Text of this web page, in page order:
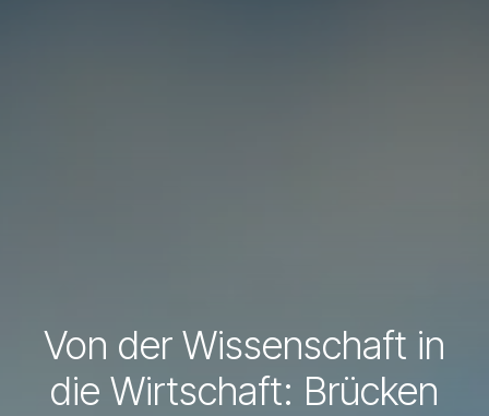
Von der Wissenschaft in
die Wirtschaft: Brücken